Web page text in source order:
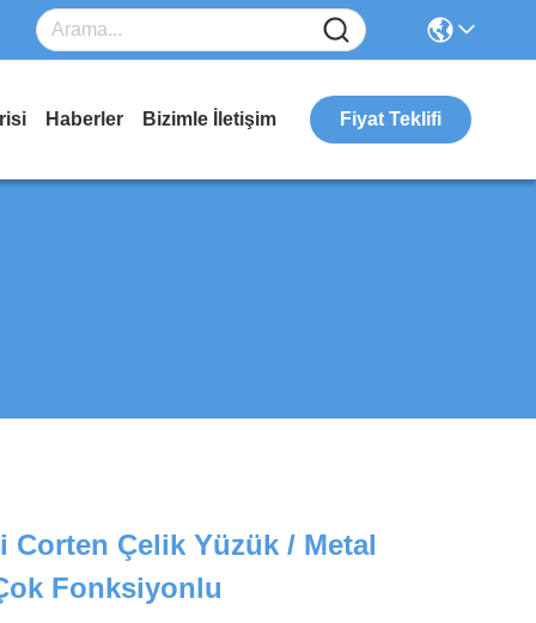
Haberler Bizimle İletişim Fiyat Teklifi
Corten Çelik Yüzük / Metal
Fonksiyonlu